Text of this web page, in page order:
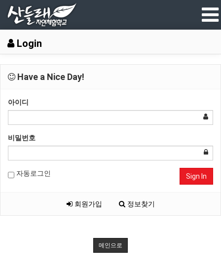
Login
Have a Nice Day!
아이디
비밀번호
자동로그인 Sign In
회원가입 정보찾기
메인으로